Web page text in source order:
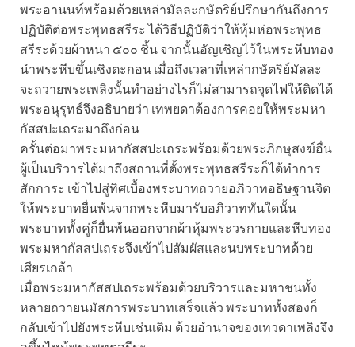
พระอานนท์พร้อมด้วยเหล่ามัลละกษัตริย์ปรึกษากันถึงการ
ปฏิบัติต่อพระพุทธสรีระ ได้วิธีปฏิบัติว่าให้หุ้มห่อพระพุทธ
สรีระด้วยผ้าหนา ๕๐๐ ชิ้น จากนั้นอัญเชิญไว้ในพระหีบทอง
นำพระหีบขึ้นเชิงตะกอน เมื่อถึงเวลาที่เหล่ากษัตริย์มัลละ
จะถวายพระเพลิงนั้นทำอย่างไรก็ไม่สามารถจุดไฟให้ติดได้
พระอนุรุทธ์จึงอธิบายว่า เทพยดาต้องการคอยให้พระมหา
กัสสปะเถระมาถึงก่อน
ครั้นต่อมาพระมหากัสสปะเถระพร้อมด้วยพระภิกษุสงฆ์อื่น
ผู้เป็นบริวารได้มาถึงสถานที่ตั้งพระพุทธสรีระก็ได้ทำการ
สักการะ เข้าไปสู่ทิศเบื้องพระบาทถวายอภิวาทอธิษฐานจิต
ให้พระบาทยื่นพ้นจากพระหีบมารับอภิวาททันใดนั้น
พระบาททั้งคู่ก็ยื่นพ้นออกจากผ้าหุ้มพระวรกายและหีบทอง
พระมหากัสสปเถระจึงเข้าไปสัมผัสและนบพระบาทด้วย
เศียรเกล้า
เมื่อพระมหากัสสปเถระพร้อมด้วยบริวารและมหาชนทั้ง
หลายถวายนมัสการพระบาทเสร็จแล้ว พระบาททั้งสองก็
กลับเข้าไปยังพระหีบเช่นเดิม ด้วยอำนาจของเทวดาเพลิงจึง